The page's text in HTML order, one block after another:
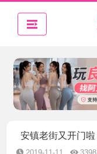
安镇老街又开门啦